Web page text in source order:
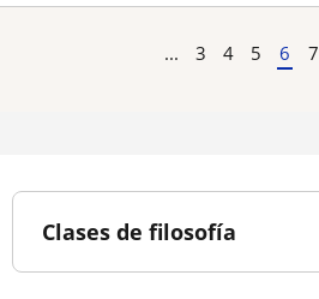
... 3 4 5 6 7
Clases de filosofía